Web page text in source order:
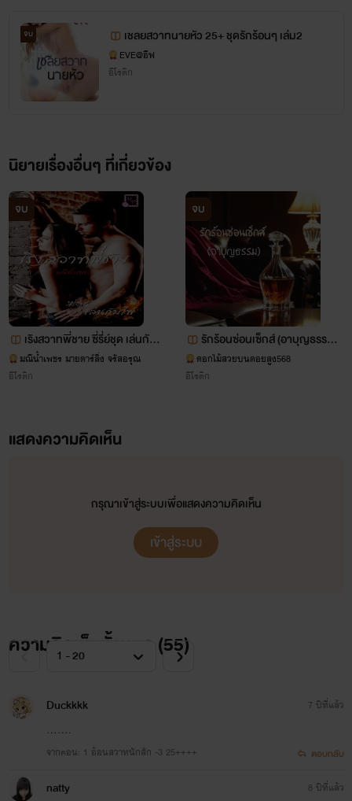
เต้น เมื่อถูกดึงดูดด้วยเสน่ห์ของช่างสัก เพราะเขาหล่อ ล่ำ และคม
เข้มจนทำเอาเลือดสาวเต้นเร่าๆและดูเหมือนว่าพรหมลิขิตจะ
นำพาให้ทั้งคู่ได้มาระเริงรสรักร้อนๆ ด้วยกัน เมื่อมีเหตุทำให้ดิว
รอยรักสักสวาท
EVE
www.mebmarket.com
ดิวลดาสาวสวยนักศึกษามหาวิทยาลัยชื่อดัง ตอนนี้เธอเรียนอยู่ชั้น
ปีที่สี่ รูปร่างหน้าตาและกิริยาวาจาของเธอสวยหวานราวกับนางที่
หลุดออกมาจากวรรณคดีก็ไม่ปาน แต่ใครจะคิดว่าเธอกลับ
ของเธอไม่ยอมอนุญาต จนดิวลดาต้องแอบไปสักที่ร้านคนเดียว
เพื่อเป็นของขวัญวันเกิดให้ตัวเองเธอเลือกสักบริเวณเนินอกเป็น
อนาคตทันทีที่ก้าวเข้าไปในห้องสัก หัวใจของดิวลดาก็แทบหยุด
เต้น เมื่อถูกดึงดูดด้วยเสน่ห์ของช่างสัก เพราะเขาหล่อ ล่ำ และคม
เข้มจนทำเอาเลือดสาวเต้นเร่าๆและดูเหมือนว่าพรหมลิขิตจะ
จบ เชลยสวาทนายหัว 25+ ชุดรักร้อนๆ เล่ม2
EVE@อีฟ
อีโรติก
นิยายเรื่องอื่นๆ ที่เกี่ยวข้อง
จบ
เริงสวาทพี่ชาย ซี่รี่ย์ชุด เล่นกับไ
ฟ
มณีน้ำเพชร มายดาร์ลิ่ง จรัสอรุณ
อีโรติก
จบ
รักร้อนซ่อนเซ็กส์ (อาบุญธรรม)
Nc30+(โคแก่กินหญ้าอ่อน)
ดอกไม้สวยบนดอยสูง568
อีโรติก
แสดงความคิดเห็น
กรุณาเข้าสู่ระบบเพื่อแสดงความคิดเห็น
เข้าสู่ระบบ
ความคิดเห็นทั้งหมด (55)
Duckkkk
.......
จากตอน: 1 อ้อนสวาทนักสัก -3 25++++
7 ปีที่แล้ว
ตอบกลับ
natty 8 ปีที่แล้ว